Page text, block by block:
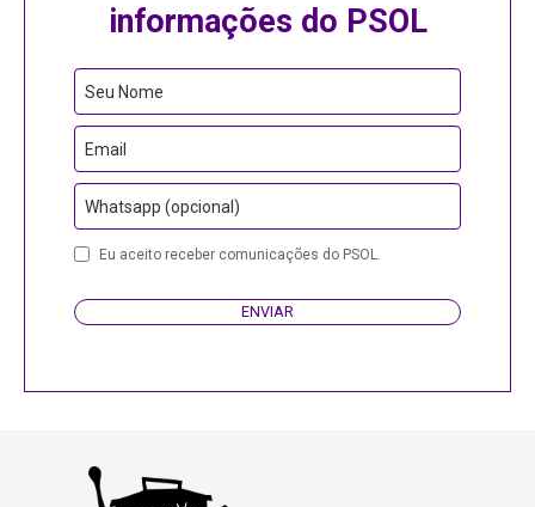
informações do PSOL
Seu Nome
Email
Whatsapp (opcional)
Eu aceito receber comunicações do PSOL.
ENVIAR